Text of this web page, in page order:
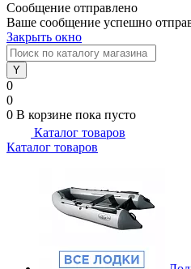
Сообщение отправлено
Ваше сообщение успешно
Закрыть окно
0
0
0 В корзине пока пусто
Каталог товаров
Каталог товаров